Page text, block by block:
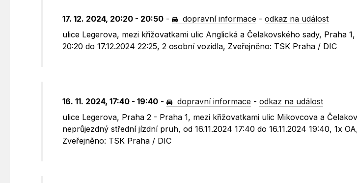
17. 12. 2024, 20:20 - 20:50 - dopravní informace -odkaz na událost
ulice Legerova, mezi křižovatkami ulic Anglická a Čelakovského sady, Praha
20:20 do 17.12.2024 22:25, 2 osobní vozidla, Zveřejněno: TSK Praha / DIC
16. 11. 2024, 17:40 - 19:40 - dopravní informace -odkaz na událost
ulice Legerova, Praha 2 - Praha 1, mezi křižovatkami ulic Mikovcova a
neprůjezdný střední jízdní pruh, od 16.11.2024 17:40 do 16.11.2024 19:40, 1x
Zveřejněno: TSK Praha / DIC